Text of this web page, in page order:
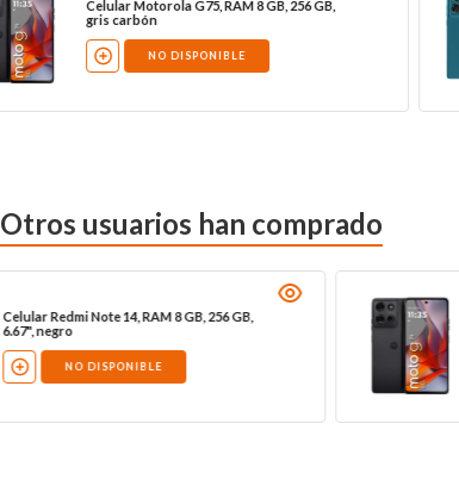
Celular Motorola G75, RAM 8 GB, 256 GB,
gris carbón
NO DISPONIBLE
Otros usuarios han comprado
Celular Redmi Note 14, RAM 8 GB, 256 GB,